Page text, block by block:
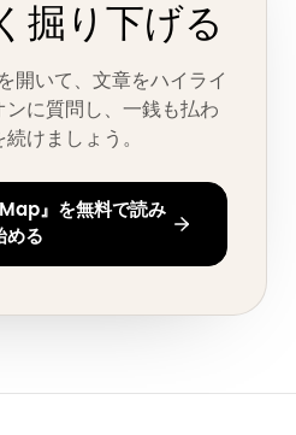
掘り下げる
開いて、文章をハイライ
ンに質問し、一銭も払わ
けましょう。
』を無料で読み
める